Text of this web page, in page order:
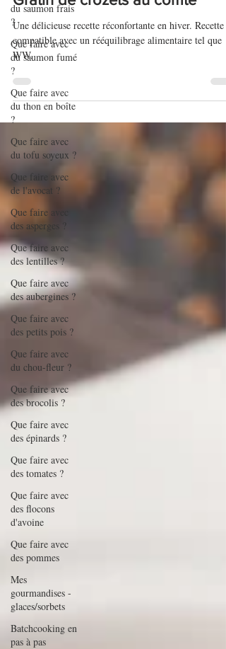
du saumon frais
?
Que faire avec
du saumon fumé
?
Que faire avec
du thon en boîte
?
Que faire avec
du tofu soyeux ?
Que faire avec
de l'avocat ?
Que faire avec
des asperges ?
Que faire avec
des lentilles ?
Que faire avec
des aubergines ?
Que faire avec
des petits pois ?
Que faire avec
du chou-fleur ?
Que faire avec
des brocolis ?
Que faire avec
des épinards ?
Que faire avec
des tomates ?
Que faire avec
des flocons
d'avoine
Que faire avec
des pommes
Mes
gourmandises -
glaces/sorbets
Batchcooking en
pas à pas
Gratin de crozets au comté
Une délicieuse recette réconfortante en hiver. Recette
compatible avec un rééquilibrage alimentaire tel que
WW.